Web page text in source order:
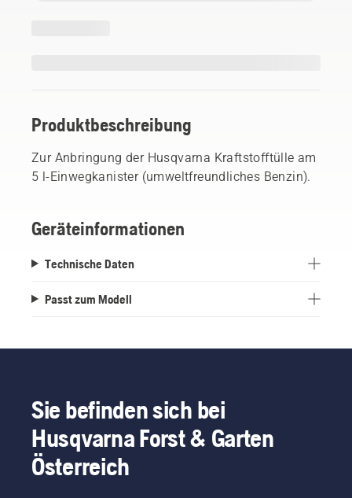
Produktbeschreibung
Zur Anbringung der Husqvarna Kraftstofftülle am
5 l-Einwegkanister (umweltfreundliches Benzin).
Geräteinformationen
Technische Daten
Passt zum Modell
Sie befinden sich bei
Husqvarna Forst & Garten
Österreich